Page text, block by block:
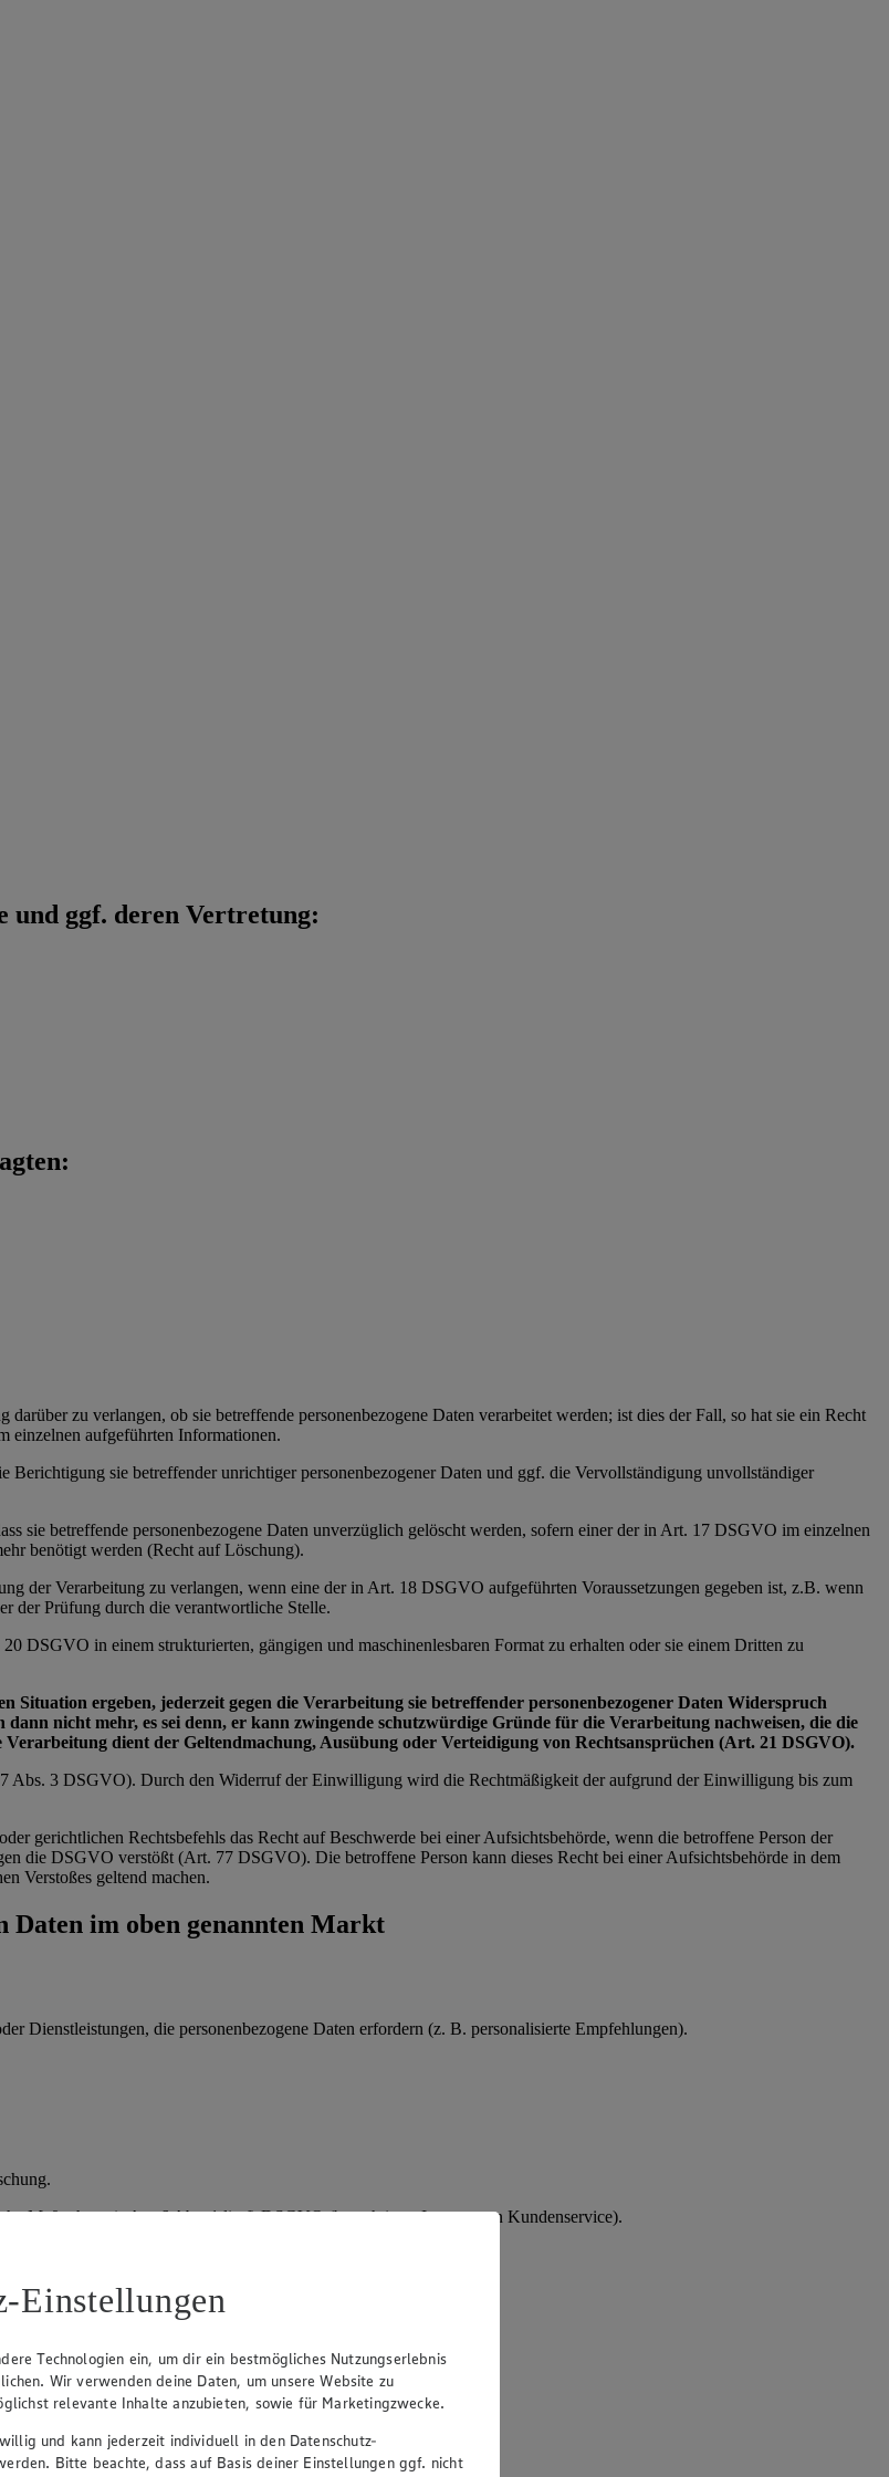
und ggf. deren Vertretung:
zu verlangen, ob sie betreffende personenbezogene Daten verarbeitet werden; ist dies der Fall, so hat sie ein Recht
einzelnen aufgeführten Informationen.
sie betreffender unrichtiger personenbezogener Daten und ggf. die Vervollständigung unvollständiger
sie betreffende personenbezogene Daten unverzüglich gelöscht werden, sofern einer der in Art. 17 DSGVO im einzelnen
benötigt werden (Recht auf Löschung).
der Verarbeitung zu verlangen, wenn eine der in Art. 18 DSGVO aufgeführten Voraussetzungen gegeben ist, z.B. wenn
der Prüfung durch die verantwortliche Stelle.
DSGVO in einem strukturierten, gängigen und maschinenlesbaren Format zu erhalten oder sie einem Dritten zu
Situation ergeben, jederzeit gegen die Verarbeitung sie betreffender personenbezogener Daten Widerspruch
nicht mehr, es sei denn, er kann zwingende schutzwürdige Gründe für die Verarbeitung nachweisen, die die
dient der Geltendmachung, Ausübung oder Verteidigung von Rechtsansprüchen (Art. 21 DSGVO).
Abs. 3 DSGVO). Durch den Widerruf der Einwilligung wird die Rechtmäßigkeit der aufgrund der Einwilligung bis zum
gerichtlichen Rechtsbefehls das Recht auf Beschwerde bei einer Aufsichtsbehörde, wenn die betroffene Person der
die DSGVO verstößt (Art. 77 DSGVO). Die betroffene Person kann dieses Recht bei einer Aufsichtsbehörde in dem
Verstoßes geltend machen.
Daten im oben genannten Markt
Dienstleistungen, die personenbezogene Daten erfordern (z. B. personalisierte Empfehlungen).
Maßnahmen); Art. 6 Abs. 1 lit. f) DSGVO (berechtigtes Interesse an Kundenservice).
über Einstellung.
Löschung; bei Einstellung Übernahme in die Personalakte.
Einstellungen
Technologien ein, um dir ein bestmögliches Nutzungserlebnis
Wir verwenden deine Daten, um unsere Website zu
relevante Inhalte anzubieten, sowie für Marketingzwecke.
und kann jederzeit individuell in den Datenschutz-
Bitte beachte, dass auf Basis deiner Einstellungen ggf. nicht